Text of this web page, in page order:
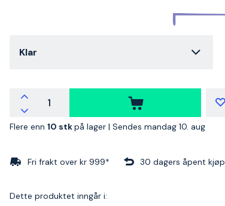
Klar
Flere enn 10 stkpå lager | Sendes mandag 10. aug
Fri frakt over kr 999* 30 dagers åpent kjøp
Dette produktet inngår i: